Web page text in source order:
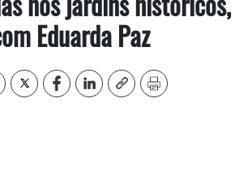
Eduarda Paz